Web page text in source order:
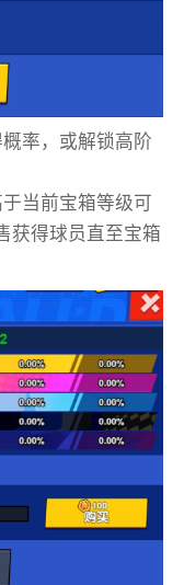
率，或解锁高阶
当前宝箱等级可
获得球员直至宝箱